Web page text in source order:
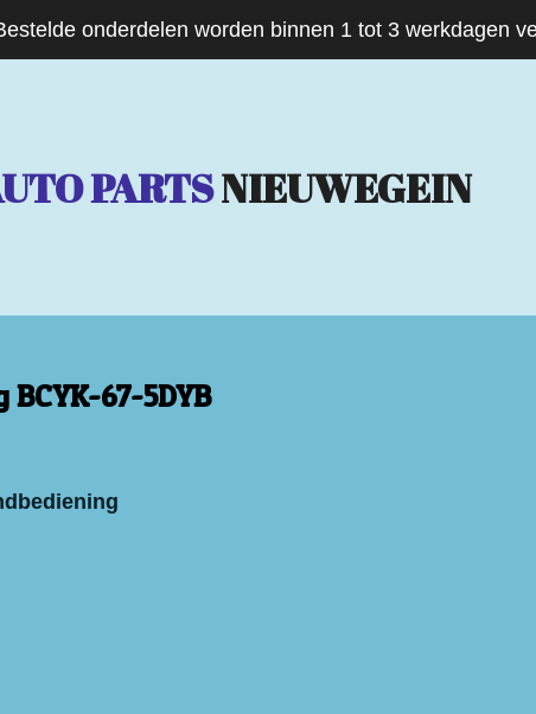
onderdelen worden binnen 1 tot 3 werkdagen
PARTSNIEUWEGEIN
67-5DYB